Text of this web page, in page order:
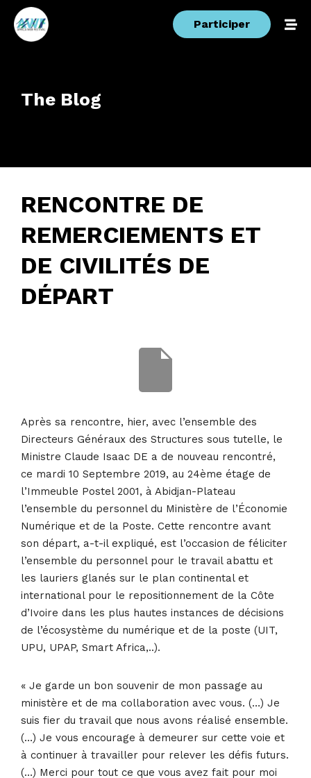
Participer
The Blog
RENCONTRE DE
REMERCIEMENTS ET
DE CIVILITÉS DE
DÉPART
Après sa rencontre, hier, avec l’ensemble des
Directeurs Généraux des Structures sous tutelle, le
Ministre Claude Isaac DE a de nouveau rencontré,
ce mardi 10 Septembre 2019, au 24ème étage de
l’Immeuble Postel 2001, à Abidjan-Plateau
l’ensemble du personnel du Ministère de l’Économie
Numérique et de la Poste. Cette rencontre avant
son départ, a-t-il expliqué, est l’occasion de féliciter
l’ensemble du personnel pour le travail abattu et
les lauriers glanés sur le plan continental et
international pour le repositionnement de la Côte
d’Ivoire dans les plus hautes instances de décisions
de l’écosystème du numérique et de la poste (UIT,
UPU, UPAP, Smart Africa,..).
« Je garde un bon souvenir de mon passage au
ministère et de ma collaboration avec vous. (…) Je
suis fier du travail que nous avons réalisé ensemble.
(…) Je vous encourage à demeurer sur cette voie et
à continuer à travailler pour relever les défis futurs.
(…) Merci pour tout ce que vous avez fait pour moi